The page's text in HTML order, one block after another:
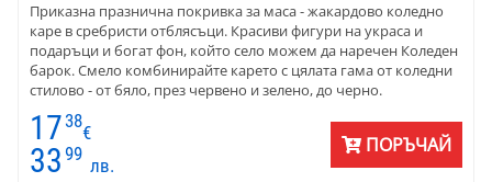
Приказна празнична покривка за маса - жакардово коледно
каре в сребристи отблясъци. Красиви фигури на украса и
подаръци и богат фон, който село можем да наречен Коледен
барок. Смело комбинирайте карето с цялата гама от коледни
стилово - от бяло, през червено и зелено, до черно.
Последното е хит на сезона. Зарадвайте семейството с това
богато жакардово каре за маса. Размери на карето 100 х 100
см. Материята е качествен жакард - памук и полиестер.
17 38
€
33 99
лв.
ПОРЪЧАЙ